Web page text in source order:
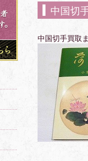
中国切
中国切手買取